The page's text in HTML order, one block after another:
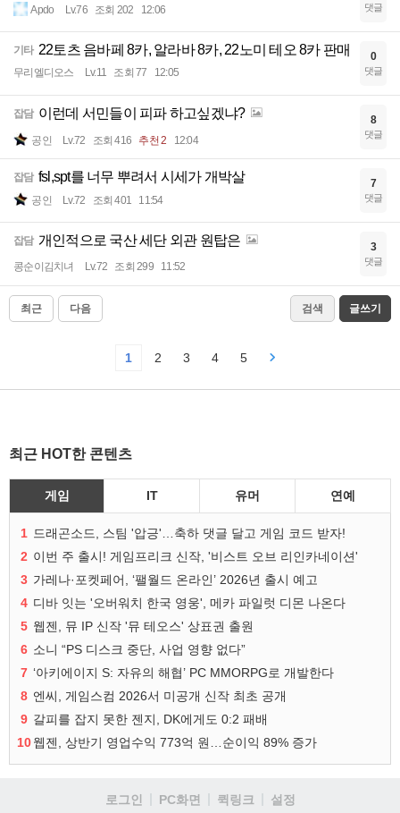
Apdo Lv.76 조회 202 12:06 댓글
기타 22토츠 음바페 8카, 알라바 8카, 22노미 테오 8카 판매
무리엘디오스 Lv.11 조회 77 12:05
0
댓글
잡담 이런데 서민들이 피파 하고싶겠냐?
공인 Lv.72 조회 416 추천 2 12:04
8
댓글
잡담 fsl,spt를 너무 뿌려서 시세가 개박살
공인 Lv.72 조회 401 11:54
7
댓글
잡담 개인적으로 국산 세단 외관 원탑은
콩순이김치녀 Lv.72 조회 299 11:52
3
댓글
최근 다음 검색 글쓰기
1 2 3 4 5
최근 HOT한 콘텐츠
게임 IT 유머 연예
1 드래곤소드, 스팀 '압긍'…축하 댓글 달고 게임 코드 받자!
2 이번 주 출시! 게임프리크 신작, '비스트 오브 리인카네이션'
3 가레나·포켓페어, ‘팰월드 온라인’ 2026년 출시 예고
4 디바 잇는 '오버워치 한국 영웅', 메카 파일럿 디몬 나온다
5 웹젠, 뮤 IP 신작 '뮤 테오스' 상표권 출원
6 소니 “PS 디스크 중단, 사업 영향 없다”
7 ‘아키에이지 S: 자유의 해협’ PC MMORPG로 개발한다
8 엔씨, 게임스컴 2026서 미공개 신작 최초 공개
9 갈피를 잡지 못한 젠지, DK에게도 0:2 패배
10웹젠, 상반기 영업수익 773억 원…순이익 89% 증가
로그인 PC화면 퀵링크 설정